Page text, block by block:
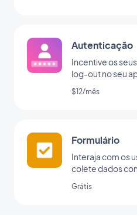
Autenticação
Incentive os
log-out no seu
$12/mês
Formulário
Interaja com os
colete dados
Grátis